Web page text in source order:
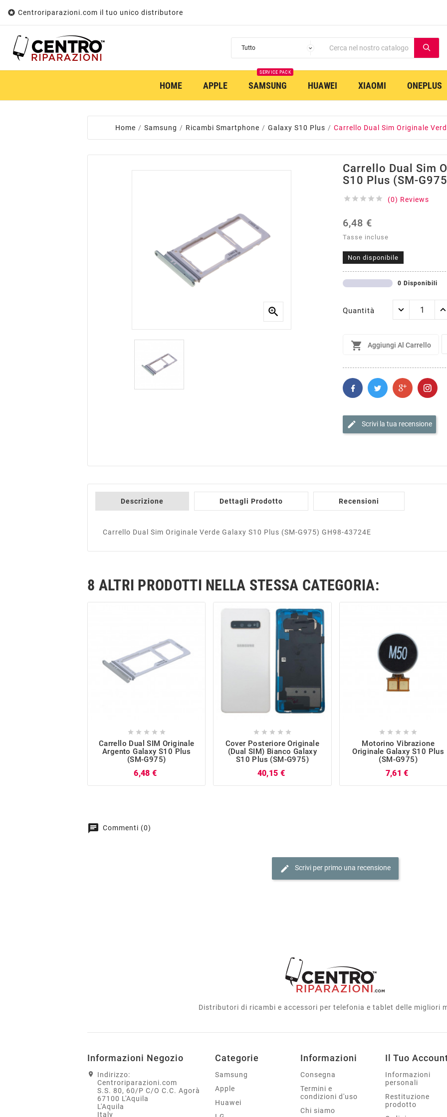
 Centroriparazioni.com il tuo unico distributore
HOME APPLE SAMSUNG
SERVICE PACK
HUAWEI XIAOMI ONEPLUS
Home Samsung Ricambi Smartphone Galaxy S10 Plus Carrello Dual Sim Originale

Carrello Dual Sim
S10 Plus (SM-
     (0) Reviews
6,48 €
Tasse incluse
Non disponibile
0 Disponibili
Quantità
 Aggiungi Al Carrello
edit Scrivi la tua recensione
Descrizione Dettagli Prodotto Recensioni
Carrello Dual Sim Originale Verde Galaxy S10 Plus (SM-G975) GH98-43724E
8 ALTRI PRODOTTI NELLA STESSA CATEGORIA:
    
Carrello Dual SIM Originale
Argento Galaxy S10 Plus
(SM-G975)
6,48 €
    
Cover Posteriore Originale
(Dual SIM) Bianco Galaxy
S10 Plus (SM-G975)
40,15 €
    
Motorino Vibrazione
Originale Galaxy S10 Plus
(SM-G975)
7,61 €
chat Commenti (0)
edit Scrivi per primo una recensione
Distributori di ricambi e accessori per telefonia e tablet delle migliori
Informazioni Negozio
Indirizzo:
Centroriparazioni.com
S.S. 80, 60/P C/O C.C. Agorà
67100 L'Aquila
L'Aquila
Italy
Categorie
Samsung
Apple
Huawei
Informazioni
Consegna
Termini e
condizioni d'uso
Chi siamo
Il Tuo
Informazioni
personali
Restituzione
prodotto